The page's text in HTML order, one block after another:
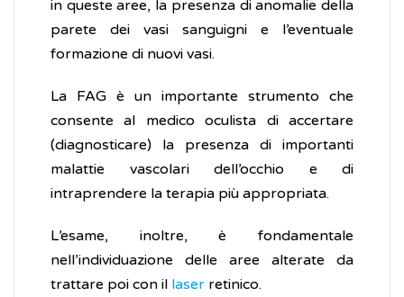
in queste aree, la presenza di anomalie della
parete dei vasi sanguigni e l’eventuale
formazione di nuovi vasi.
La FAG è un importante strumento che
consente al medico oculista di accertare
(diagnosticare) la presenza di importanti
malattie vascolari dell’occhio e di
intraprendere la terapia più appropriata.
L’esame, inoltre, è fondamentale
nell’individuazione delle aree alterate da
trattare poi con il laser retinico.